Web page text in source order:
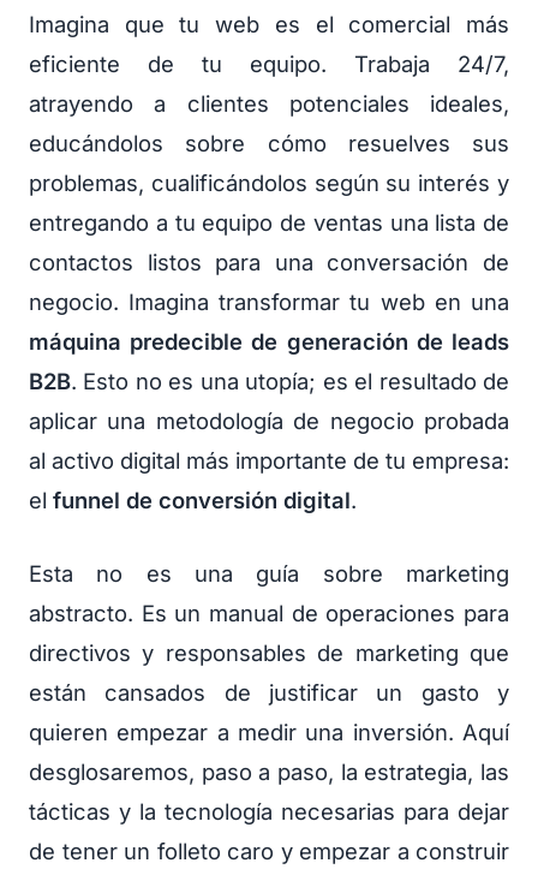
Imagina que tu web es el comercial más
eficiente de tu equipo. Trabaja 24/7,
atrayendo a clientes potenciales ideales,
educándolos sobre cómo resuelves sus
problemas, cualificándolos según su interés y
entregando a tu equipo de ventas una lista de
contactos listos para una conversación de
negocio. Imagina transformar tu web en una
máquina predecible de generación de leads
B2B. Esto no es una utopía; es el resultado de
aplicar una metodología de negocio probada
al activo digital más importante de tu empresa:
el funnel de conversión digital.
Esta no es una guía sobre marketing
abstracto. Es un manual de operaciones para
directivos y responsables de marketing que
están cansados de justificar un gasto y
quieren empezar a medir una inversión. Aquí
desglosaremos, paso a paso, la estrategia, las
tácticas y la tecnología necesarias para dejar
de tener un folleto caro y empezar a construir